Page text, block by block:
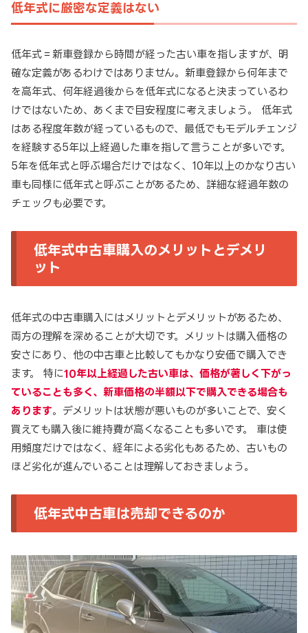
低年式に厳密な定義はない
低年式＝新車登録から時間が経った古い車を指しますが、明
確な定義があるわけではありません。新車登録から何年まで
を高年式、何年経過後からを低年式になると決まっているわ
けではないため、あくまで目安程度に考えましょう。 低年式
はある程度年数が経っているもので、最低でもモデルチェンジ
を経験する5年以上経過した車を指して言うことが多いです。
5年を低年式と呼ぶ場合だけではなく、10年以上のかなり古い
車も同様に低年式と呼ぶことがあるため、詳細な経過年数の
チェックも必要です。
低年式中古車購入のメリットとデメリ
ット
低年式の中古車購入にはメリットとデメリットがあるため、
両方の理解を深めることが大切です。メリットは購入価格の
安さにあり、他の中古車と比較してもかなり安価で購入でき
ます。 特に10年以上経過した古い車は、価格が著しく下がっ
ていることも多く、新車価格の半額以下で購入できる場合も
あります。デメリットは状態が悪いものが多いことで、安く
買えても購入後に維持費が高くなることも多いです。 車は使
用頻度だけではなく、経年による劣化もあるため、古いもの
ほど劣化が進んでいることは理解しておきましょう。
低年式中古車は売却できるのか